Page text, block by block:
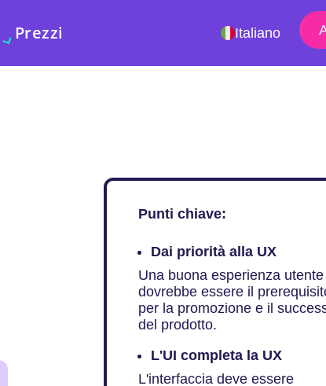
Prezzi Italiano
Punti chiave:
Dai priorità alla UX
Una buona esperienza utente
dovrebbe essere il
per la promozione e il
del prodotto.
L'UI completa la UX
L'interfaccia deve essere